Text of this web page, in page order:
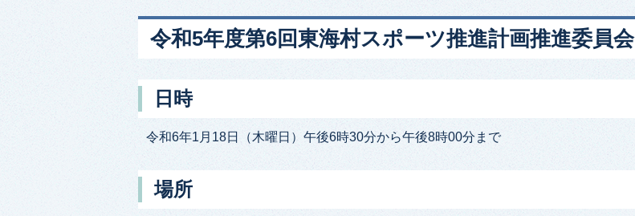
令和5年度第6回東海村スポーツ推進計画推進委員会
日時
令和6年1月18日（木曜日）午後6時30分から午後8時00分まで
場所